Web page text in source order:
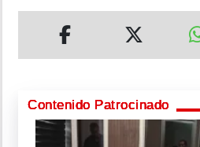
Contenido Patrocinado